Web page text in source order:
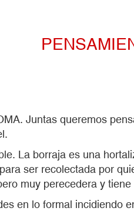
Juntas queremos
La borraja es una
ser recolectada por
muy perecedera y
en lo formal incidiendo